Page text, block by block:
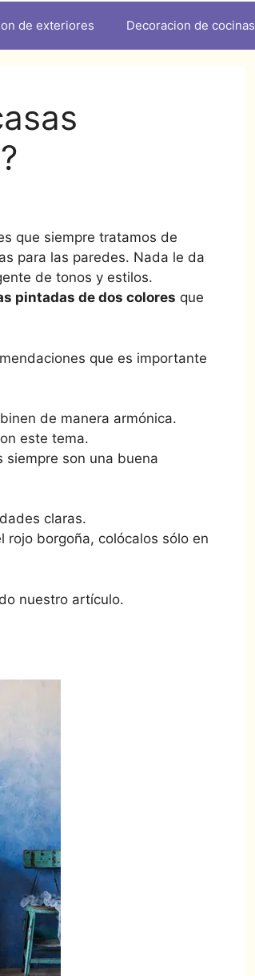
de exteriores Decoracion de cocinas
que siempre tratamos de
para las paredes. Nada le da
de tonos y estilos.
pintadas de dos colores que
que es importante
de manera armónica.
este tema.
siempre son una buena
claras.
rojo borgoña, colócalos sólo en
nuestro artículo.